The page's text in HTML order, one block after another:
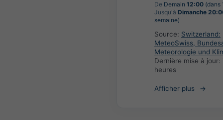
De Demain 12:00 (dans
Jusqu'à Dimanche
semaine)
Source: Switzerland:
MeteoSwiss,
Meteorologie und
Dernière mise à jour:
heures
Afficher plus